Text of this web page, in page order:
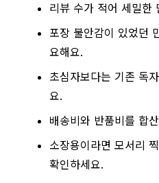
리뷰 수가 적어 세밀한
포장 불안감이 있었던
요해요.
초심자보다는 기존 독
요.
배송비와 반품비를 합
소장용이라면 모서리
확인하세요.